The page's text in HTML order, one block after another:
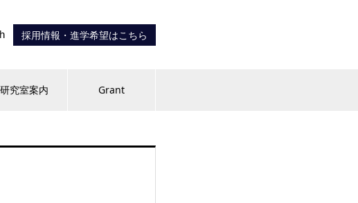
採用情報・進学希望はこちら
研究室案内 Grant